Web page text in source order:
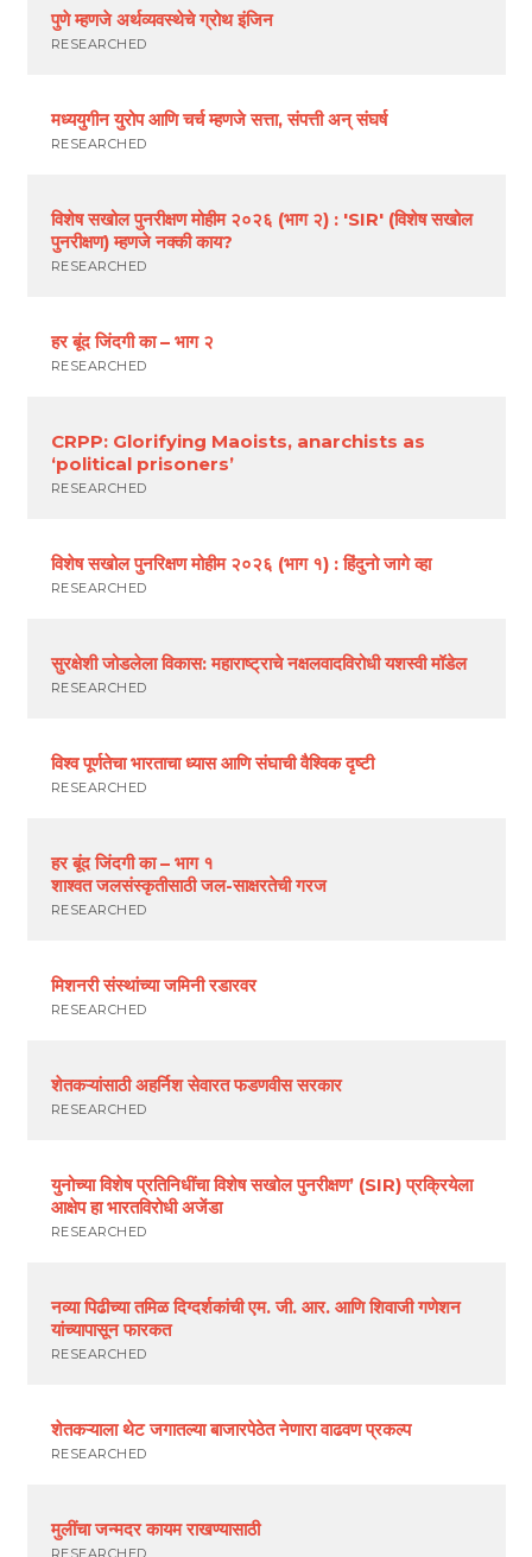
पुणे म्हणजे अर्थव्यवस्थेचे ग्रोथ इंजिन
RESEARCHED
मध्ययुगीन युरोप आणि चर्च म्हणजे सत्ता, संपत्ती अन् संघर्ष
RESEARCHED
विशेष सखोल पुनरीक्षण मोहीम २०२६ (भाग २) : 'SIR' (विशेष सखोल
पुनरीक्षण) म्हणजे नक्की काय?
RESEARCHED
हर बूंद जिंदगी का – भाग २
RESEARCHED
CRPP: Glorifying Maoists, anarchists as
‘political prisoners’
RESEARCHED
विशेष सखोल पुनरिक्षण मोहीम २०२६ (भाग १) : हिंदुनो जागे व्हा
RESEARCHED
सुरक्षेशी जोडलेला विकास: महाराष्ट्राचे नक्षलवादविरोधी यशस्वी मॉडेल
RESEARCHED
विश्व पूर्णतेचा भारताचा ध्यास आणि संघाची वैश्विक दृष्टी
RESEARCHED
हर बूंद जिंदगी का – भाग १
शाश्वत जलसंस्कृतीसाठी जल-साक्षरतेची गरज
RESEARCHED
मिशनरी संस्थांच्या जमिनी रडारवर
RESEARCHED
शेतकऱ्यांसाठी अहर्निश सेवारत फडणवीस सरकार
RESEARCHED
युनोच्या विशेष प्रतिनिधींचा विशेष सखोल पुनरीक्षण’ (SIR) प्रक्रियेला
आक्षेप हा भारतविरोधी अजेंडा
RESEARCHED
नव्या पिढीच्या तमिळ दिग्दर्शकांची एम. जी. आर. आणि शिवाजी गणेशन
यांच्यापासून फारकत
RESEARCHED
शेतकऱ्याला थेट जगातल्या बाजारपेठेत नेणारा वाढवण प्रकल्प
RESEARCHED
मुलींचा जन्मदर कायम राखण्यासाठी
RESEARCHED